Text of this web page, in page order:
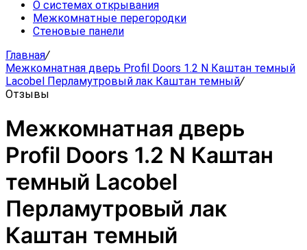
О системах открывания
Межкомнатные перегородки
Стеновые панели
Главная/
Межкомнатная дверь Profil Doors 1.2 N Каштан темный
Lacobel Перламутровый лак Каштан темный/
Отзывы
Межкомнатная дверь
Profil Doors 1.2 N Каштан
темный Lacobel
Перламутровый лак
Каштан темный